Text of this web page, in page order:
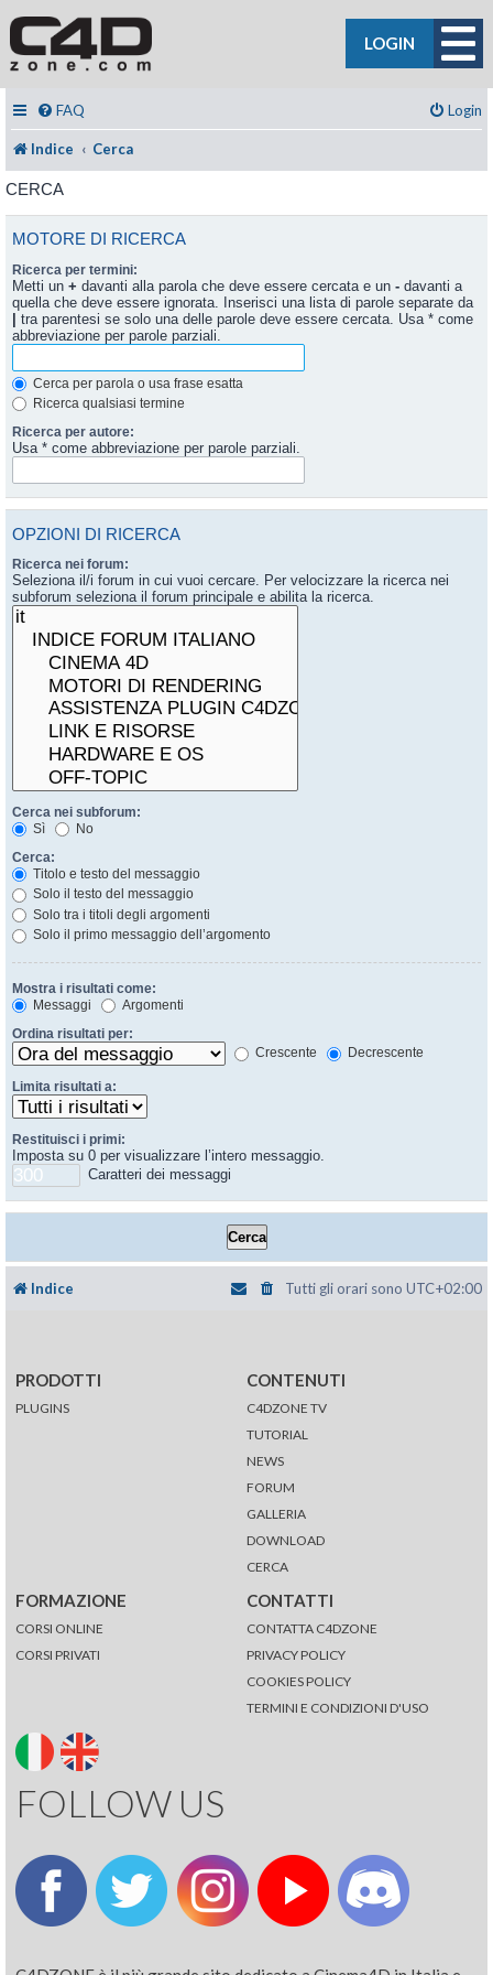
LOGIN
FAQ Login
Indice Cerca
CERCA
MOTORE DI RICERCA
Ricerca per termini:
Metti un + davanti alla parola che deve essere cercata e un - davanti a
quella che deve essere ignorata. Inserisci una lista di parole separate da
| tra parentesi se solo una delle parole deve essere cercata. Usa * come
abbreviazione per parole parziali.
Cerca per parola o usa frase esatta
Ricerca qualsiasi termine
Ricerca per autore:
Usa * come abbreviazione per parole parziali.
OPZIONI DI RICERCA
Ricerca nei forum:
Seleziona il/i forum in cui vuoi cercare. Per velocizzare la ricerca nei
subforum seleziona il forum principale e abilita la ricerca.
Cerca nei subforum:
Sì
No
Cerca:
Titolo e testo del messaggio
Solo il testo del messaggio
Solo tra i titoli degli argomenti
Solo il primo messaggio dell’argomento
Mostra i risultati come:
Messaggi
Argomenti
Ordina risultati per:
Crescente
Decrescente
Limita risultati a:
Restituisci i primi:
Imposta su 0 per visualizzare l’intero messaggio.
Caratteri dei messaggi
Indice Tutti gli orari sono UTC+02:00
PRODOTTI
PLUGINS
CONTENUTI
C4DZONE TV
TUTORIAL
NEWS
FORUM
GALLERIA
DOWNLOAD
CERCA
FORMAZIONE
CORSI ONLINE
CORSI PRIVATI
CONTATTI
CONTATTA C4DZONE
PRIVACY POLICY
COOKIES POLICY
TERMINI E CONDIZIONI D'USO
FOLLOW US